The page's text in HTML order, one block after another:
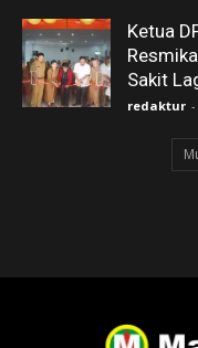
Ketua
Sakit
redaktur -